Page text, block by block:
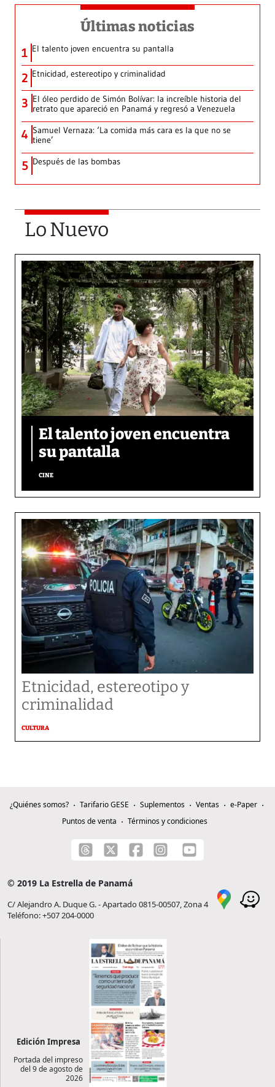
Últimas noticias
1 El talento joven encuentra su pantalla​
2 Etnicidad, estereotipo y criminalidad
3 El óleo perdido de Simón Bolívar: la increíble historia del
retrato que apareció en Panamá y regresó a Venezuela
4 Samuel Vernaza: ‘La comida más cara es la que no se
tiene’
5 Después de las bombas
Lo Nuevo
El talento joven encuentra
su pantalla​
CINE
Etnicidad, estereotipo y
criminalidad
CULTURA
¿Quiénes somos? Tarifario GESE Suplementos Ventas
e-Paper
Puntos de venta
Términos y condiciones
© 2019 La Estrella de Panamá
C/ Alejandro A. Duque G. - Apartado 0815-00507, Zona 4
Teléfono: +507 204-0000
Edición Impresa
Portada del impreso
del 9 de agosto de
2026